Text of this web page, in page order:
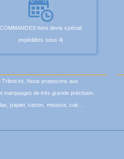
COMMANDES hors devis spécial
expédiées sous 4j
Tribricks. Nous proposons aux
de très grande précision.
papier, carton, mousse, cuir...